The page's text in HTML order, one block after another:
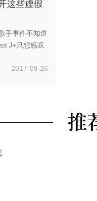
这些虚假
手事件不知道
J+只想感叹
2017-09-26